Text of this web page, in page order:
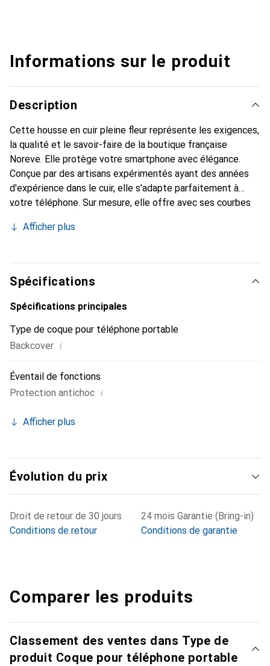
Informations sur le produit
Description
Cette housse en cuir pleine fleur représente les exigences,
la qualité et le savoir-faire de la boutique française
Noreve. Elle protège votre smartphone avec élégance.
Conçue par des artisans expérimentés ayant des années
d'expérience dans le cuir, elle s'adapte parfaitement à
votre téléphone. Sur mesure, elle offre avec ses courbes
devient un accessoire chic et indispensable pour votre
internationalement pour ses produits de haute qualité et
constitue un choix fiable pour une clientèle exigeante.
Afficher plus
Spécifications
Spécifications principales
Type de coque pour téléphone portable
Backcover i
Éventail de fonctions
Protection antichoc i
Afficher plus
Évolution du prix
Droit de retour de 30 jours
Conditions de retour
24 mois Garantie (Bring-in)
Conditions de garantie
Comparer les produits
Classement des ventes dans Type de
produit Coque pour téléphone portable